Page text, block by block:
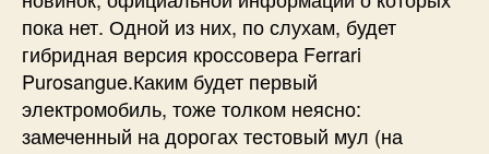
пока нет. Одной из них, по слухам, будет
гибридная версия кроссовера Ferrari
Purosangue.Каким будет первый
электромобиль, тоже толком неясно:
замеченный на дорогах тестовый мул (на